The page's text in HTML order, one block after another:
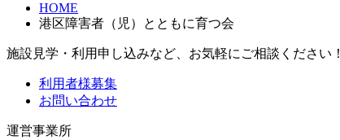
HOME
港区障害者（児）とともに育つ会
施設見学・利用申し込みなど、お気軽にご相談ください！
利用者様募集
お問い合わせ
運営事業所